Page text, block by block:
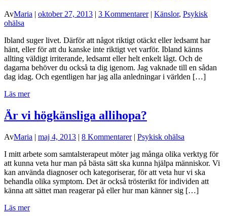
AvMaria | oktober 27, 2013 | 3 Kommentarer| Känslor, Psykisk
ohälsa
Ibland suger livet. Därför att något riktigt otäckt eller ledsamt har
hänt, eller för att du kanske inte riktigt vet varför. Ibland känns
allting väldigt irriterande, ledsamt eller helt enkelt lågt. Och de
dagarna behöver du också ta dig igenom. Jag vaknade till en sådan
dag idag. Och egentligen har jag alla anledningar i världen […]
Läs mer
Är vi högkänsliga allihopa?
AvMaria | maj 4, 2013 | 8 Kommentarer| Psykisk ohälsa
I mitt arbete som samtalsterapeut möter jag många olika verktyg för
att kunna veta hur man på bästa sätt ska kunna hjälpa människor. Vi
kan använda diagnoser och kategoriserar, för att veta hur vi ska
behandla olika symptom. Det är också trösterikt för individen att
känna att sättet man reagerar på eller hur man känner sig […]
Läs mer